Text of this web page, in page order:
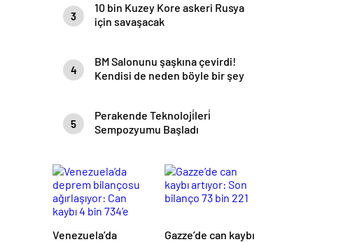
3
10 bin Kuzey Kore askeri Rusya
için savaşacak
4
BM Salonunu şaşkına çevirdi!
Kendisi de neden böyle bir şey
5
Perakende Teknoloji̇leri̇
Sempozyumu Başladı
Venezuela’da
Gazze’de can kaybı